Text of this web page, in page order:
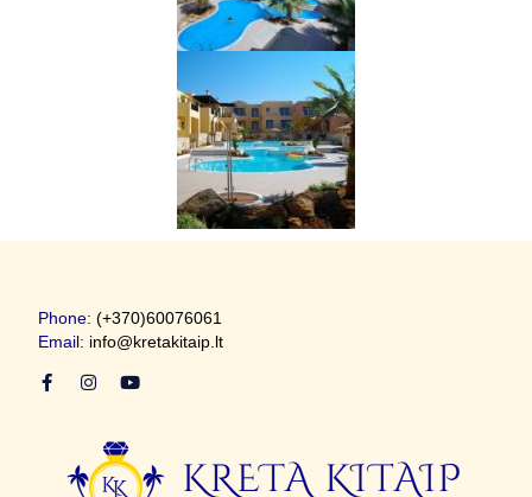
Phone:(+370)60076061
Email: info@kretakitaip.lt